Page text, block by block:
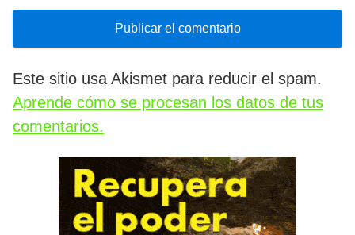
Este sitio usa Akismet para reducir el spam.
Aprende cómo se procesan los datos de tus
comentarios.